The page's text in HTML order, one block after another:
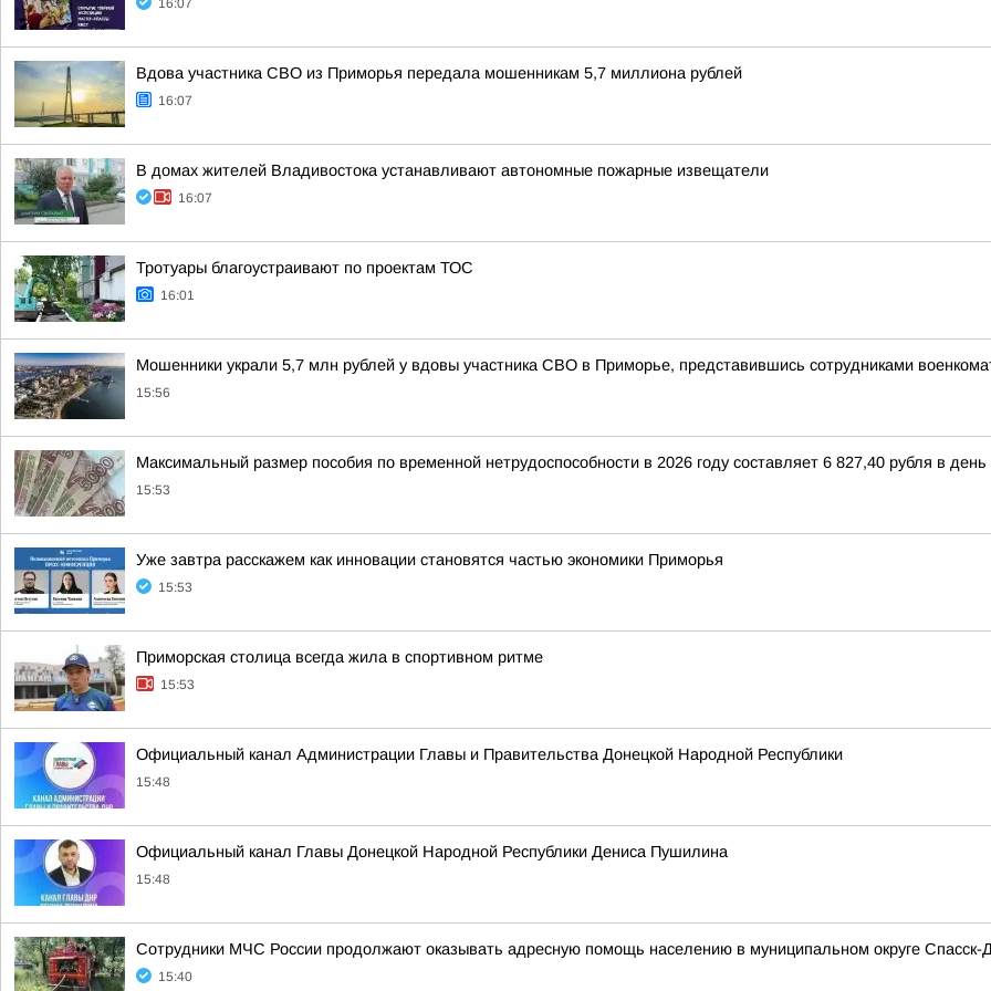
16:07
Вдова участника СВО из Приморья передала мошенникам 5,7 миллиона рублей
16:07
В домах жителей Владивостока устанавливают автономные пожарные извещатели
16:07
Тротуары благоустраивают по проектам ТОС
16:01
Мошенники украли 5,7 млн рублей у вдовы участника СВО в Приморье, представившись сотрудниками
15:56
Максимальный размер пособия по временной нетрудоспособности в 2026 году составляет 6 827,40 рубля в день
15:53
Уже завтра расскажем как инновации становятся частью экономики Приморья
15:53
Приморская столица всегда жила в спортивном ритме
15:53
Официальный канал Администрации Главы и Правительства Донецкой Народной Республики
15:48
Официальный канал Главы Донецкой Народной Республики Дениса Пушилина
15:48
Сотрудники МЧС России продолжают оказывать адресную помощь населению в муниципальном округе Спасск-
15:40